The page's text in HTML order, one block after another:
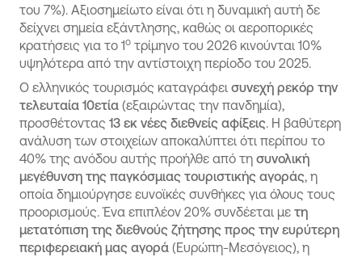
του 7%). Αξιοσημείωτο είναι ότι η δυναμική αυτή δε
δείχνει σημεία εξάντλησης, καθώς οι αεροπορικές
κρατήσεις για το 1ο τρίμηνο του 2026 κινούνται 10%
υψηλότερα από την αντίστοιχη περίοδο του 2025.
Ο ελληνικός τουρισμός καταγράφει συνεχή ρεκόρ την
τελευταία 10ετία (εξαιρώντας την πανδημία),
προσθέτοντας 13 εκ νέες διεθνείς αφίξεις. Η βαθύτερη
ανάλυση των στοιχείων αποκαλύπτει ότι περίπου το
40% της ανόδου αυτής προήλθε από τη συνολική
μεγέθυνση της παγκόσμιας τουριστικής αγοράς, η
οποία δημιούργησε ευνοϊκές συνθήκες για όλους τους
προορισμούς. Ένα επιπλέον 20% συνδέεται με τη
μετατόπιση της διεθνούς ζήτησης προς την ευρύτερη
περιφερειακή μας αγορά (Ευρώπη-Μεσόγειος), η